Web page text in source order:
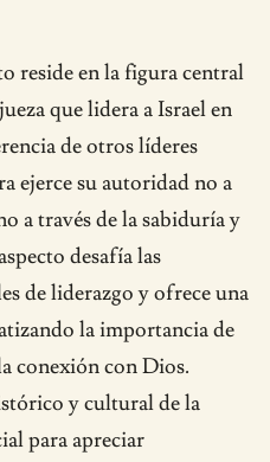
reside en la figura central
que lidera a Israel en
de otros líderes
ejerce su autoridad no a
a través de la sabiduría y
desafía las
de liderazgo y ofrece una
la importancia de
conexión con Dios.
y cultural de la
para apreciar